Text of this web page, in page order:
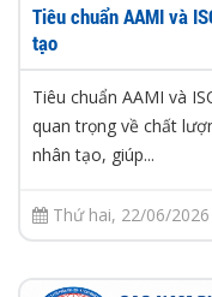
Tiêu chuẩn AAMI và
tạo
Tiêu chuẩn AAMI và
quan trọng về chất
nhân tạo, giúp...
Thứ hai, 22/06/2026